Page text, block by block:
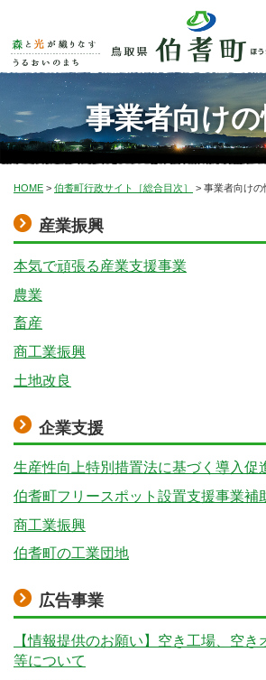
事業者向け
HOME > 伯耆町行政サイト［総合目次］ > 事業者向けの
産業振興
本気で頑張る産業支援事業
農業
畜産
商工業振興
土地改良
企業支援
生産性向上特別措置法に基づく導入促
伯耆町フリースポット設置支援事業補
商工業振興
伯耆町の工業団地
広告事業
【情報提供のお願い】空き工場、空
等について